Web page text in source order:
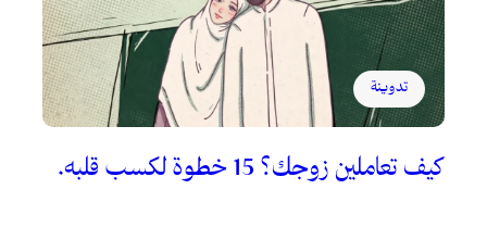
تدوينة
كيف تعاملين زوجك؟ 15 خطوة لكسب قلبه.